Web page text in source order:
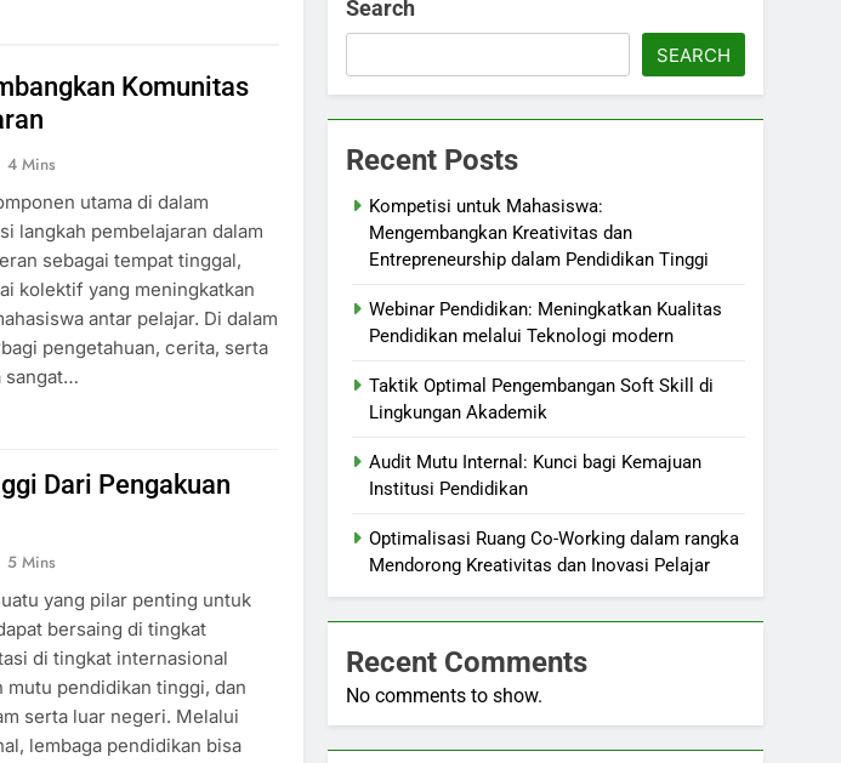
Komunitas
4 Mins
utama di dalam
langkah pembelajaran dalam
sebagai tempat tinggal,
kolektif yang meningkatkan
antar pelajar. Di dalam
pengetahuan, cerita, serta
sangat…
Dari Pengakuan
5 Mins
yang pilar penting untuk
bersaing di tingkat
di tingkat internasional
mutu pendidikan tinggi, dan
serta luar negeri. Melalui
lembaga pendidikan bisa
Search
SEARCH
Recent Posts
Kompetisi untuk Mahasiswa:
Mengembangkan Kreativitas dan
Entrepreneurship dalam Pendidikan Tinggi
Webinar Pendidikan: Meningkatkan Kualitas
Pendidikan melalui Teknologi modern
Taktik Optimal Pengembangan Soft Skill di
Lingkungan Akademik
Audit Mutu Internal: Kunci bagi Kemajuan
Institusi Pendidikan
Optimalisasi Ruang Co-Working dalam rangka
Mendorong Kreativitas dan Inovasi Pelajar
Recent Comments
No comments to show.